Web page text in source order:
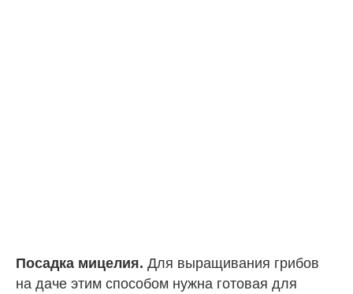
Посадка мицелия. Для выращивания грибов
на даче этим способом нужна готовая для